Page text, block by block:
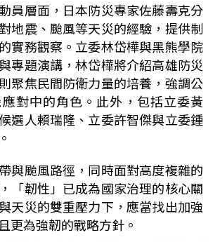
員層面，日本防災專家佐藤壽克分
地震、颱風等天災的經驗，提供制
實務觀察。立委林岱樺與黑熊學院
專題演講，林岱樺將介紹高雄防災
聚焦民間防衛力量的培養，強調公
對中的角色。此外，包括立委黃
選人賴瑞隆、立委許智傑與立委鍾
與颱風路徑，同時面對高度複雜的
「韌性」已成為國家治理的核心關
天災的雙重壓力下，應當找出加強
更為強韌的戰略方針。